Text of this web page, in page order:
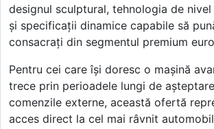
designul sculptural, tehnologia de
și specificații dinamice capabile să
consacrați din segmentul premium
Pentru cei care își doresc o mașină
trece prin perioadele lungi de
comenzile externe, această ofertă
acces direct la cel mai râvnit